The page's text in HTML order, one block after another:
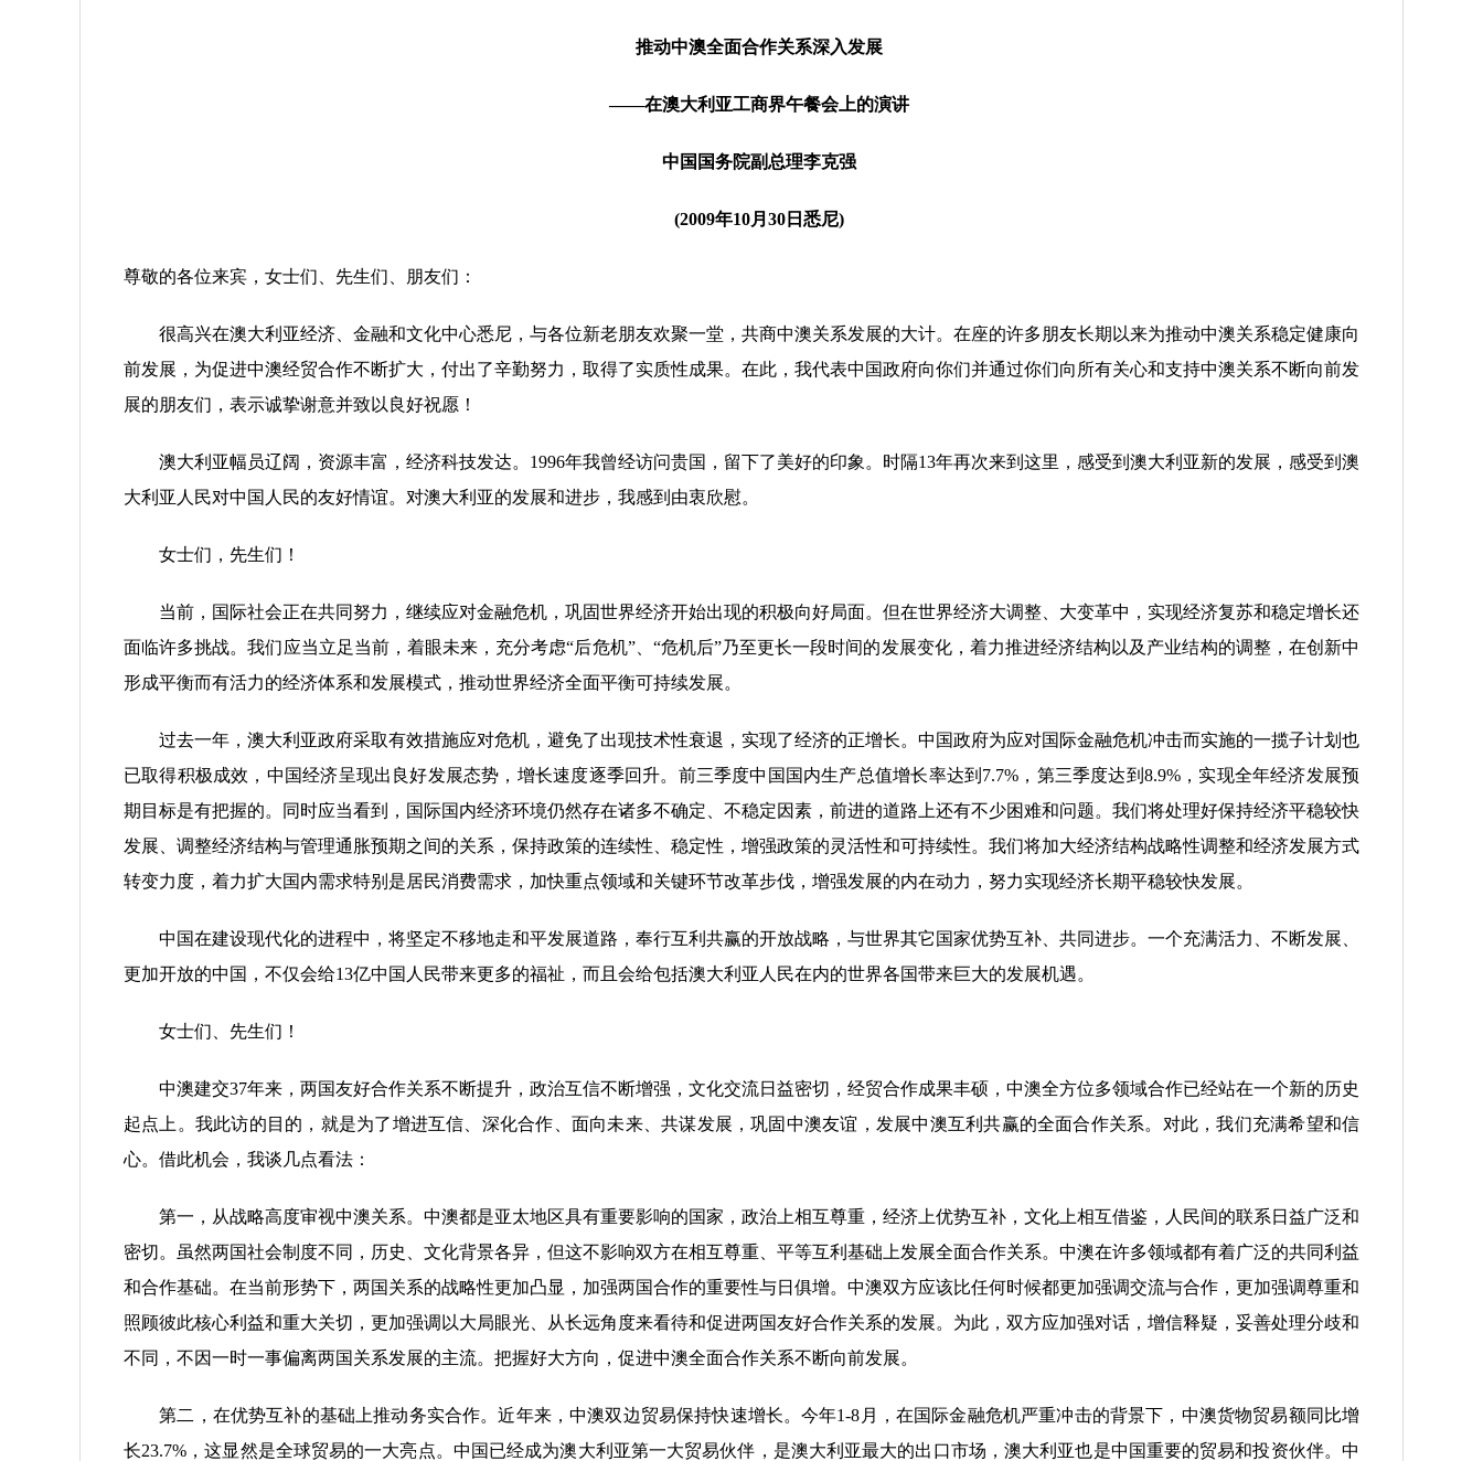
推动中澳全面合作关系深入发展
——在澳大利亚工商界午餐会上的演讲
中国国务院副总理李克强
(2009年10月30日悉尼)
尊敬的各位来宾，女士们、先生们、朋友们：
很高兴在澳大利亚经济、金融和文化中心悉尼，与各位新老朋友欢聚一堂，共商中澳关系发展的大计。在座的许多朋友长期以来为推动中澳关系稳定健康向
前发展，为促进中澳经贸合作不断扩大，付出了辛勤努力，取得了实质性成果。在此，我代表中国政府向你们并通过你们向所有关心和支持中澳关系不断向前发
展的朋友们，表示诚挚谢意并致以良好祝愿！
澳大利亚幅员辽阔，资源丰富，经济科技发达。1996年我曾经访问贵国，留下了美好的印象。时隔13年再次来到这里，感受到澳大利亚新的发展，感受到澳
大利亚人民对中国人民的友好情谊。对澳大利亚的发展和进步，我感到由衷欣慰。
女士们，先生们！
当前，国际社会正在共同努力，继续应对金融危机，巩固世界经济开始出现的积极向好局面。但在世界经济大调整、大变革中，实现经济复苏和稳定增长还
面临许多挑战。我们应当立足当前，着眼未来，充分考虑“后危机”、“危机后”乃至更长一段时间的发展变化，着力推进经济结构以及产业结构的调整，在创新中
形成平衡而有活力的经济体系和发展模式，推动世界经济全面平衡可持续发展。
过去一年，澳大利亚政府采取有效措施应对危机，避免了出现技术性衰退，实现了经济的正增长。中国政府为应对国际金融危机冲击而实施的一揽子计划也
已取得积极成效，中国经济呈现出良好发展态势，增长速度逐季回升。前三季度中国国内生产总值增长率达到7.7%，第三季度达到8.9%，实现全年经济发展预
期目标是有把握的。同时应当看到，国际国内经济环境仍然存在诸多不确定、不稳定因素，前进的道路上还有不少困难和问题。我们将处理好保持经济平稳较快
发展、调整经济结构与管理通胀预期之间的关系，保持政策的连续性、稳定性，增强政策的灵活性和可持续性。我们将加大经济结构战略性调整和经济发展方式
转变力度，着力扩大国内需求特别是居民消费需求，加快重点领域和关键环节改革步伐，增强发展的内在动力，努力实现经济长期平稳较快发展。
中国在建设现代化的进程中，将坚定不移地走和平发展道路，奉行互利共赢的开放战略，与世界其它国家优势互补、共同进步。一个充满活力、不断发展、
更加开放的中国，不仅会给13亿中国人民带来更多的福祉，而且会给包括澳大利亚人民在内的世界各国带来巨大的发展机遇。
女士们、先生们！
中澳建交37年来，两国友好合作关系不断提升，政治互信不断增强，文化交流日益密切，经贸合作成果丰硕，中澳全方位多领域合作已经站在一个新的历史
起点上。我此访的目的，就是为了增进互信、深化合作、面向未来、共谋发展，巩固中澳友谊，发展中澳互利共赢的全面合作关系。对此，我们充满希望和信
心。借此机会，我谈几点看法：
第一，从战略高度审视中澳关系。中澳都是亚太地区具有重要影响的国家，政治上相互尊重，经济上优势互补，文化上相互借鉴，人民间的联系日益广泛和
密切。虽然两国社会制度不同，历史、文化背景各异，但这不影响双方在相互尊重、平等互利基础上发展全面合作关系。中澳在许多领域都有着广泛的共同利益
和合作基础。在当前形势下，两国关系的战略性更加凸显，加强两国合作的重要性与日俱增。中澳双方应该比任何时候都更加强调交流与合作，更加强调尊重和
照顾彼此核心利益和重大关切，更加强调以大局眼光、从长远角度来看待和促进两国友好合作关系的发展。为此，双方应加强对话，增信释疑，妥善处理分歧和
不同，不因一时一事偏离两国关系发展的主流。把握好大方向，促进中澳全面合作关系不断向前发展。
第二，在优势互补的基础上推动务实合作。近年来，中澳双边贸易保持快速增长。今年1-8月，在国际金融危机严重冲击的背景下，中澳货物贸易额同比增
长23.7%，这显然是全球贸易的一大亮点。中国已经成为澳大利亚第一大贸易伙伴，是澳大利亚最大的出口市场，澳大利亚也是中国重要的贸易和投资伙伴。中